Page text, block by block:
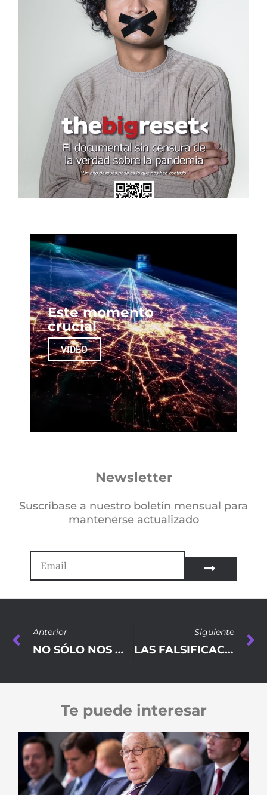
Este momento
crucial
VÍDEO
Newsletter
Suscríbase a nuestro boletín mensual para
mantenerse actualizado
Anterior
NO SÓLO NOS MIENTEN SOBRE LAS GUERRAS. NOS MIENTEN SOBRE TODO
Siguiente
LAS FALSIFICACIONES DE LA PROPAGANDA CONTRA RUSIA
Te puede interesar